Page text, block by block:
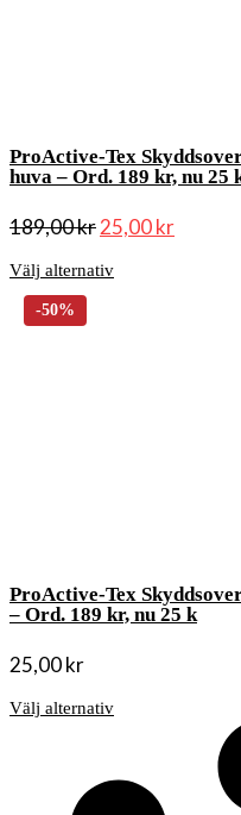
ProActive-Tex
huva – Ord. 189 kr, nu 25
189,00kr25,00kr
Välj alternativ
ProActive-Tex
– Ord. 189 kr, nu 25 k
25,00kr
Välj alternativ